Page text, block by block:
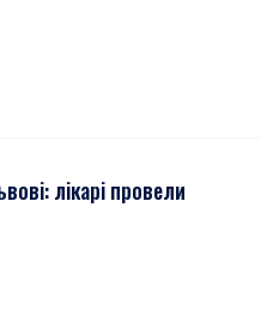
лікарі провели